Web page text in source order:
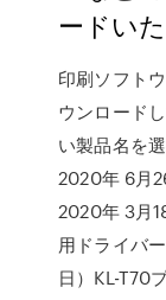
ードい
印刷ソフト
ウンロード
い製品名を
2020年 6月
2020年 3月
用ドライバ
日）KL-T70